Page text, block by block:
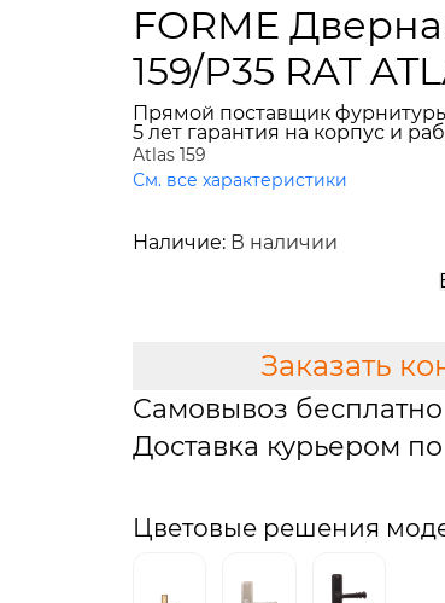
FORME
159/P35 RAT
Прямой поставщик
5 лет гарантия на корпус и
Atlas 159
См. все характеристики
Наличие: В наличии
Заказать
Самовывоз
Доставка курьером
Цветовые решения